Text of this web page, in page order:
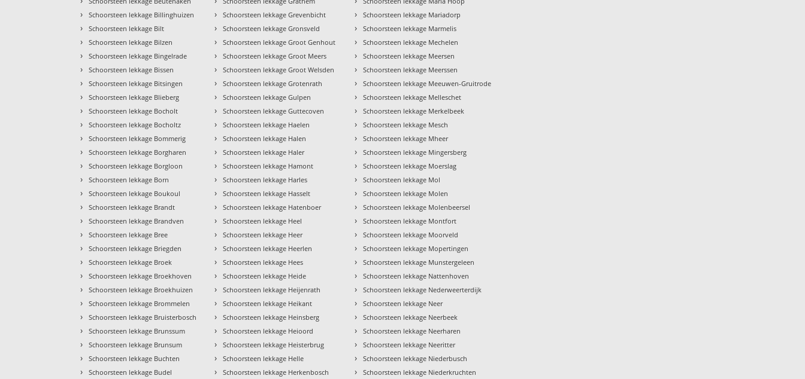
› Schoorsteen lekkage Billinghuizen
› Schoorsteen lekkage Bilt
› Schoorsteen lekkage Bilzen
› Schoorsteen lekkage Bingelrade
› Schoorsteen lekkage Bissen
› Schoorsteen lekkage Bitsingen
› Schoorsteen lekkage Blieberg
› Schoorsteen lekkage Bocholt
› Schoorsteen lekkage Bocholtz
› Schoorsteen lekkage Bommerig
› Schoorsteen lekkage Borgharen
› Schoorsteen lekkage Borgloon
› Schoorsteen lekkage Born
› Schoorsteen lekkage Boukoul
› Schoorsteen lekkage Brandt
› Schoorsteen lekkage Brandven
› Schoorsteen lekkage Bree
› Schoorsteen lekkage Briegden
› Schoorsteen lekkage Broek
› Schoorsteen lekkage Broekhoven
› Schoorsteen lekkage Broekhuizen
› Schoorsteen lekkage Brommelen
› Schoorsteen lekkage Bruisterbosch
› Schoorsteen lekkage Brunssum
› Schoorsteen lekkage Brunsum
› Schoorsteen lekkage Buchten
› Schoorsteen lekkage Budel
› Schoorsteen lekkage Grevenbicht
› Schoorsteen lekkage Gronsveld
› Schoorsteen lekkage Groot Genhout
› Schoorsteen lekkage Groot Meers
› Schoorsteen lekkage Groot Welsden
› Schoorsteen lekkage Grotenrath
› Schoorsteen lekkage Gulpen
› Schoorsteen lekkage Guttecoven
› Schoorsteen lekkage Haelen
› Schoorsteen lekkage Halen
› Schoorsteen lekkage Haler
› Schoorsteen lekkage Hamont
› Schoorsteen lekkage Harles
› Schoorsteen lekkage Hasselt
› Schoorsteen lekkage Hatenboer
› Schoorsteen lekkage Heel
› Schoorsteen lekkage Heer
› Schoorsteen lekkage Heerlen
› Schoorsteen lekkage Hees
› Schoorsteen lekkage Heide
› Schoorsteen lekkage Heijenrath
› Schoorsteen lekkage Heikant
› Schoorsteen lekkage Heinsberg
› Schoorsteen lekkage Heioord
› Schoorsteen lekkage Heisterbrug
› Schoorsteen lekkage Helle
› Schoorsteen lekkage Herkenbosch
› Schoorsteen lekkage Mariadorp
› Schoorsteen lekkage Marmelis
› Schoorsteen lekkage Mechelen
› Schoorsteen lekkage Meersen
› Schoorsteen lekkage Meerssen
› Schoorsteen lekkage Meeuwen-Gruitrode
› Schoorsteen lekkage Melleschet
› Schoorsteen lekkage Merkelbeek
› Schoorsteen lekkage Mesch
› Schoorsteen lekkage Mheer
› Schoorsteen lekkage Mingersberg
› Schoorsteen lekkage Moerslag
› Schoorsteen lekkage Mol
› Schoorsteen lekkage Molen
› Schoorsteen lekkage Molenbeersel
› Schoorsteen lekkage Montfort
› Schoorsteen lekkage Moorveld
› Schoorsteen lekkage Mopertingen
› Schoorsteen lekkage Munstergeleen
› Schoorsteen lekkage Nattenhoven
› Schoorsteen lekkage Nederweerterdijk
› Schoorsteen lekkage Neer
› Schoorsteen lekkage Neerbeek
› Schoorsteen lekkage Neerharen
› Schoorsteen lekkage Neeritter
› Schoorsteen lekkage Niederbusch
› Schoorsteen lekkage Niederkruchten